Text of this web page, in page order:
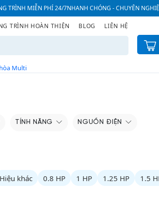
TRÌNH MIỄN PHÍ 24/7NHANH CHÓNG - CHUYÊN
TRÌNH HOÀN THIỆN BLOG LIÊN HỆ
Multi
TÍNH NĂNG NGUỒN ĐIỆN
Hiệu khác 0.8 HP 1 HP 1.25 HP 1.5